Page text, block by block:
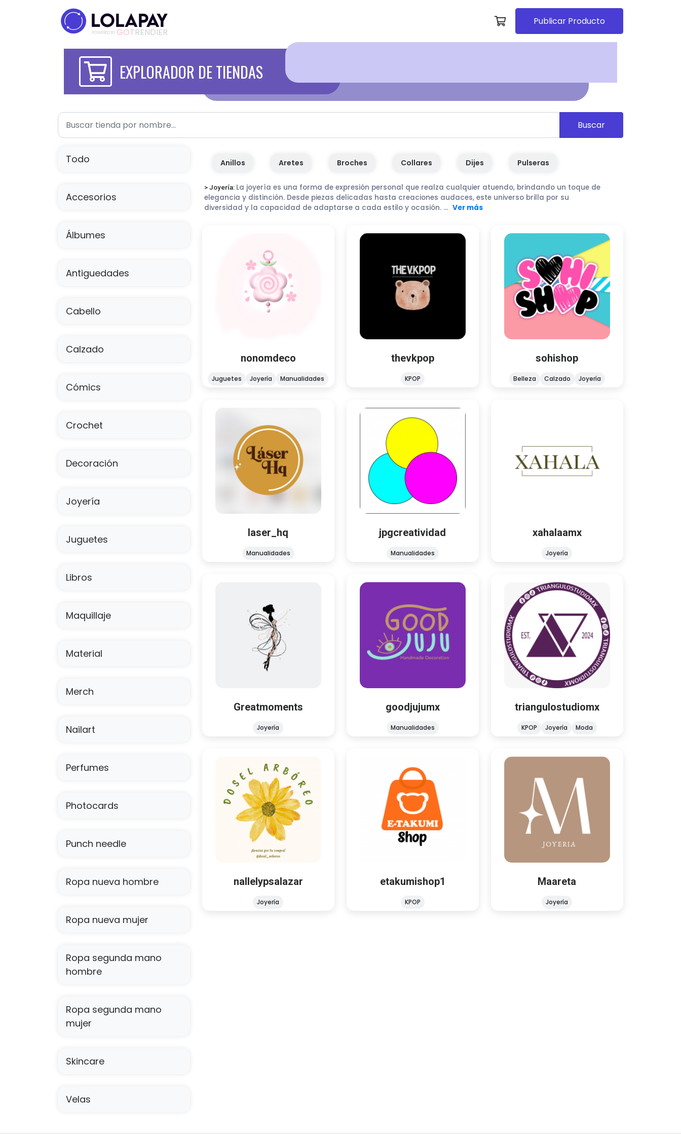
POWERED BY GOTRENDIER
Publicar Producto
EXPLORADOR DE TIENDAS
Buscar
Todo
Accesorios
Álbumes
Antiguedades
Cabello
Calzado
Cómics
Crochet
Decoración
Joyería
Juguetes
Libros
Maquillaje
Material
Merch
Nailart
Perfumes
Photocards
Punch needle
Ropa nueva hombre
Ropa nueva mujer
Ropa segunda mano
hombre
Ropa segunda mano
mujer
Skincare
Velas
Anillos Aretes Broches Collares Dijes Pulseras
> Joyería: La joyería es una forma de expresión personal que realza cualquier atuendo, brindando un toque de
elegancia y distinción. Desde piezas delicadas hasta creaciones audaces, este universo brilla por su
diversidad y la capacidad de adaptarse a cada estilo y ocasión. ... Ver más
nonomdeco
Juguetes Joyería Manualidades
nonomdeco
Juguetes
Joyería
Manualidades
¡Bienvenid@ a mi tienda! Soy
thevkpop
KPOP
thevkpop
KPOP
Cualquier duda o comentario con
nuestro grupo de FB
sohishop
Belleza Calzado Joyería
sohishop
Belleza
Calzado
Joyería
Hogar
Moda
¡Holiii! Bienvenid@ a mi tienda ♥
laser_hq
Manualidades
laser_hq
Manualidades
Taller de diseño y corte láser ⭐️
jpgcreatividad
Manualidades
jpgcreatividad
Manualidades
JPG creatividad y diseño 22 81 15 40
19
xahalaamx
Joyería
xahalaamx
Joyería
Greatmoments
Joyería
Greatmoments
Joyería
¡Bienvenid@ a mi tienda!
goodjujumx
Manualidades
goodjujumx
Manualidades
Explora la magia de los amuletos y
triangulostudiomx
KPOP Joyería Moda
triangulostudiomx
Joyería
Moda
✨ Diseñamos playeras y objetos
personalizados ✨ Hacemos tus
ideas realidad 💡
nallelypsalazar
Joyería
nallelypsalazar
Joyería
¡Hola! 🌼 Bienvenida a Dosel
Arbóreo, un espacio donde te
podrás llevar un cachito de
etakumishop1
KPOP
etakumishop1
KPOP
¡Bienvenid@ a mi tienda! Somos
una tienda dedicada a la venta de
Maareta
Joyería
Maareta
Joyería
¡Hola! 🫶🏼 Que bueno que estés
aquí! Somos ~Mäareta~ amantes
de los accesorios lindos, de buena
calidad y a un excelente precio